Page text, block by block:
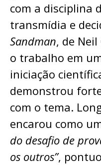
com a disciplina
transmídia e
Sandman, de
o trabalho em
iniciação
demonstrou
com o tema.
encarou como
do desafio de
os outros”,